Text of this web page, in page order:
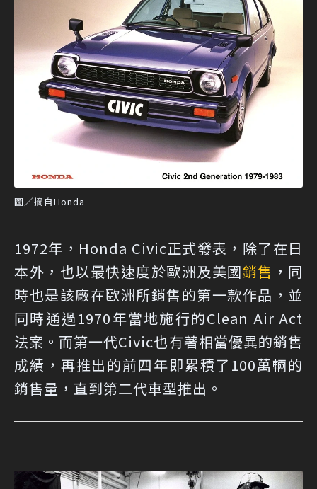
圖／摘自Honda
1972年，Honda Civic正式發表，除了在日
本外，也以最快速度於歐洲及美國銷售 ，同
時也是該廠在歐洲所銷售的第一款作品，並
同時通過1970年當地施行的Clean Air Act
法案。而第一代Civic也有著相當優異的銷售
成績，再推出的前四年即累積了100萬輛的
銷售量，直到第二代車型推出。